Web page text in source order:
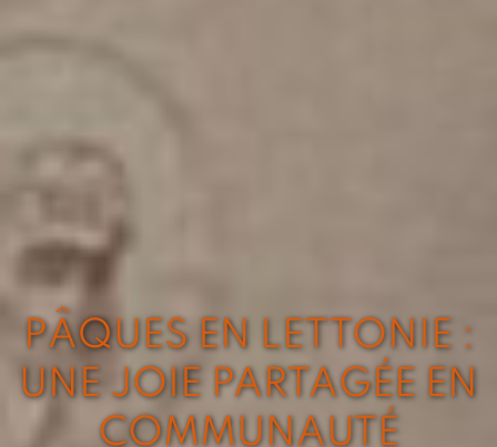
PÂQUES EN LETTONIE :
UNE JOIE PARTAGÉE EN
COMMUNAUTÉ